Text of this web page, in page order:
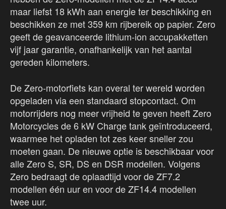
maar liefst 18 kWh aan energie ter beschikking en
beschikken ze met 359 km rijbereik op papier. Zero
geeft de geavanceerde lithium-ion accupakketten
vijf jaar garantie, onafhankelijk van het aantal
gereden kilometers.
De Zero-motorfiets kan overal ter wereld worden
opgeladen via een standaard stopcontact. Om
motorrijders nog meer vrijheid te geven heeft Zero
Motorcycles de 6 kW Charge tank geïntroduceerd,
waarmee het opladen tot zes keer sneller zou
moeten gaan. De nieuwe optie is beschikbaar voor
alle Zero S, SR, DS en DSR modellen. Volgens
Zero bedraagt de oplaadtijd voor de ZF7.2
modellen één uur en voor de ZF14.4 modellen
twee uur.